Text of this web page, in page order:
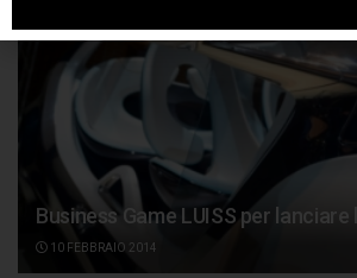
Business Game LUISS per lanciare
10 FEBBRAIO 2014